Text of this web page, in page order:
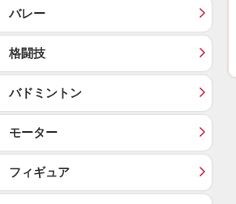
バレー
格闘技
バドミントン
モーター
フィギュア